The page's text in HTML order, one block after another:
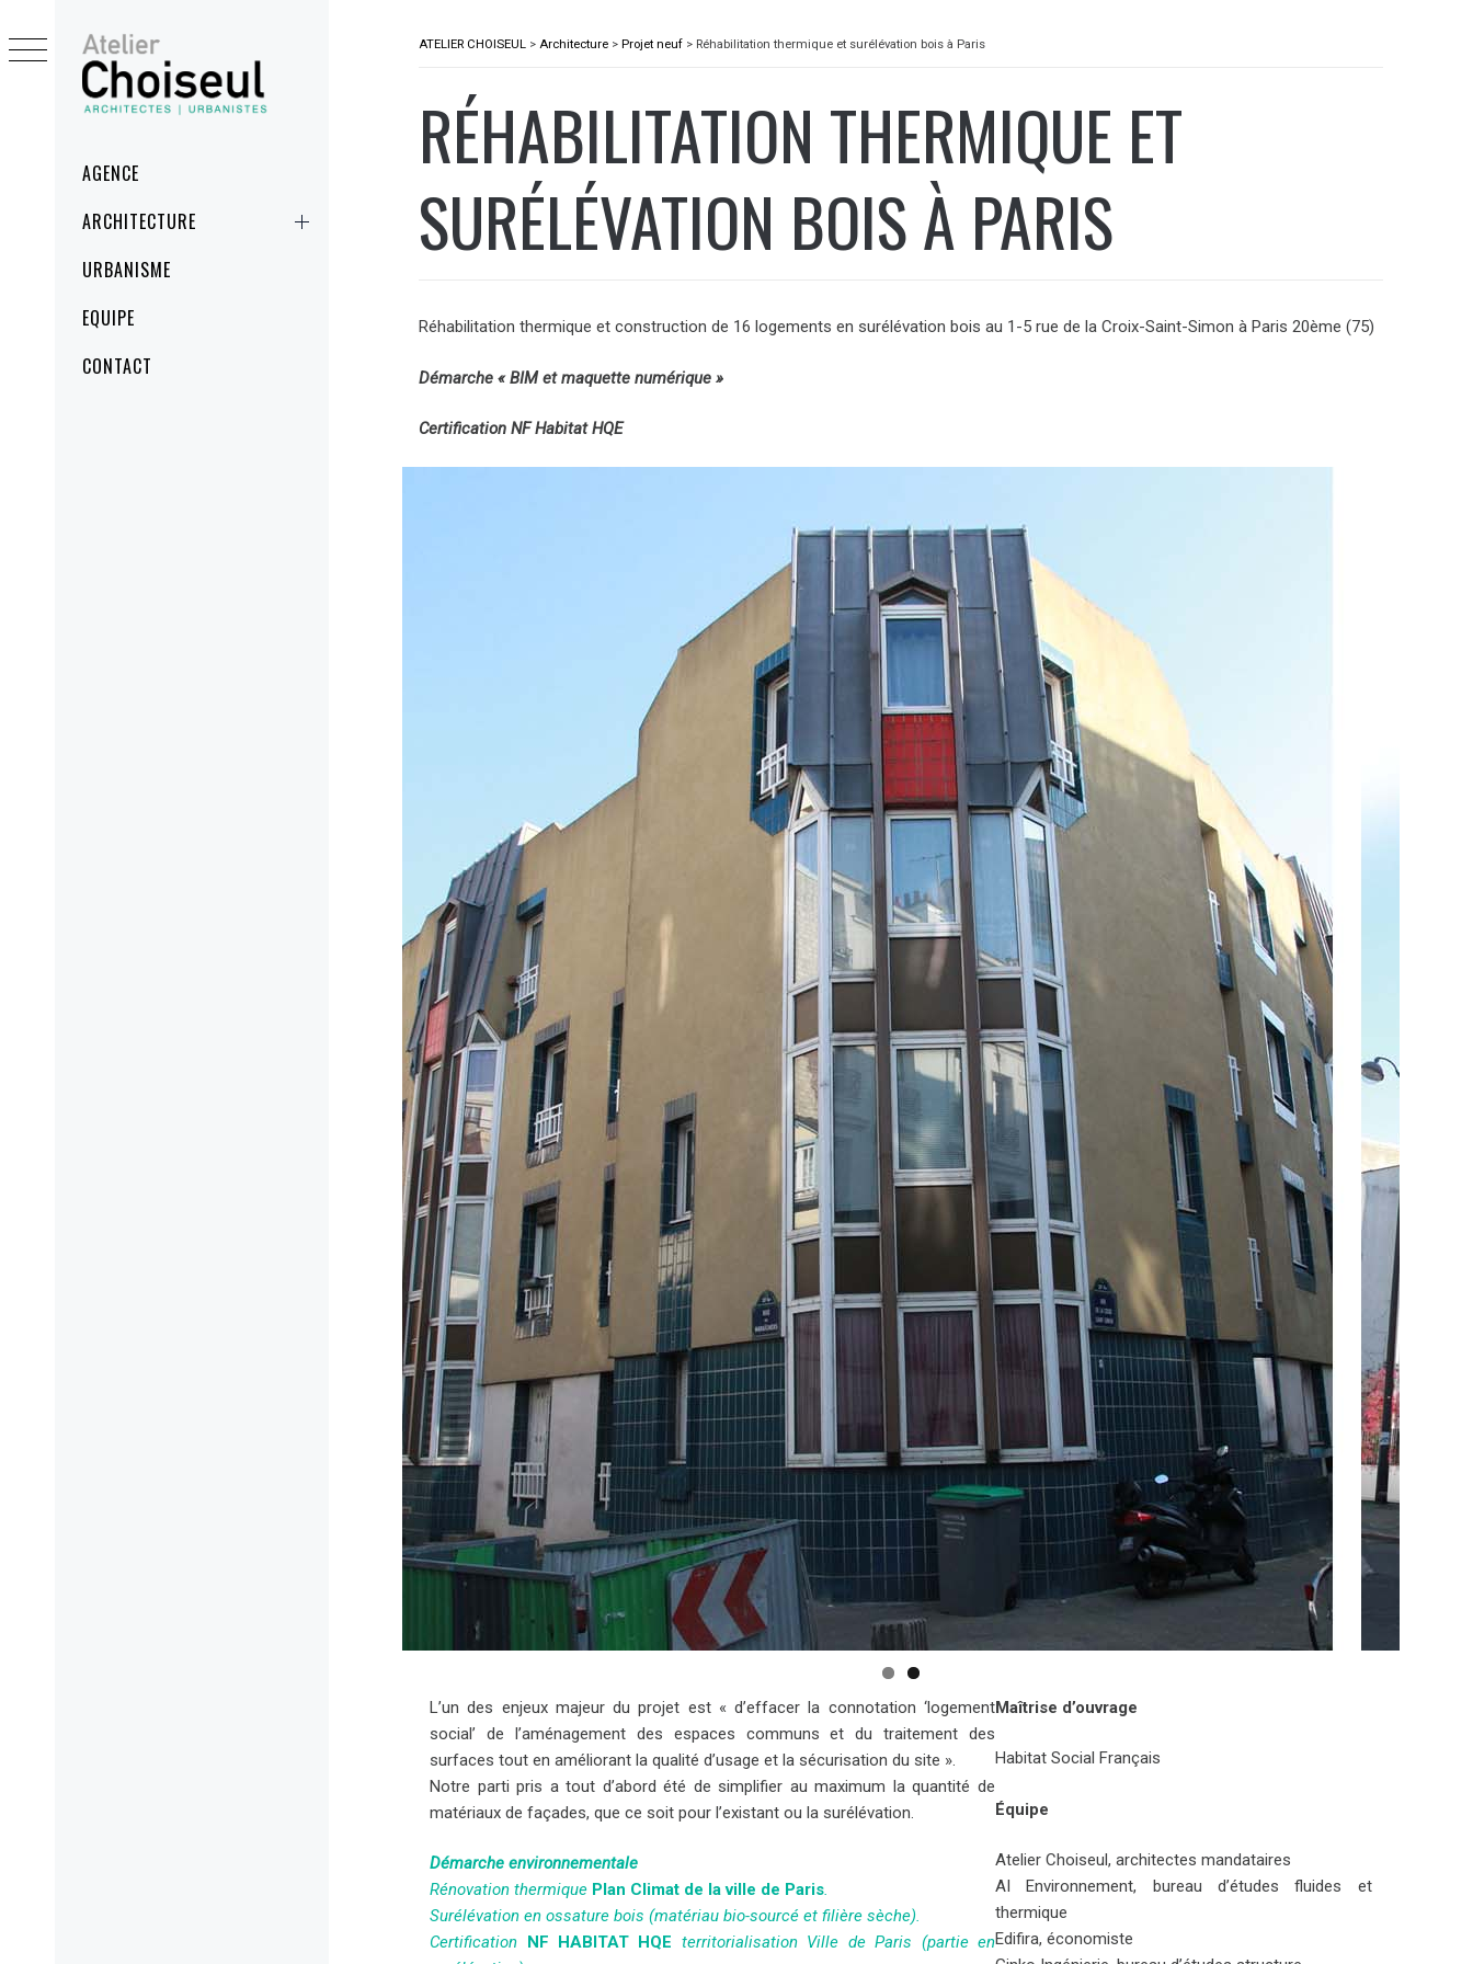
CHOISEUL
MenuAGENCE
ARCHITECTURE
URBANISME
EQUIPE
CONTACT
to
content
ATELIER CHOISEUL >Architecture >Projet neuf > Réhabilitation thermique et surélévation bois à Paris
RÉHABILITATION THERMIQUE ET
SURÉLÉVATION BOIS À PARIS
Réhabilitation thermique et construction de 16 logements en surélévation bois au 1-5 rue de la Croix-Saint-Simon à Paris 20ème (75)
Démarche « BIM et maquette numérique »
Certification NF Habitat HQE
L’un des enjeux majeur du projet est « d’effacer la connotation ‘logement
social’ de l’aménagement des espaces communs et du traitement des
surfaces tout en améliorant la qualité d’usage et la sécurisation du site ».
Notre parti pris a tout d’abord été de simplifier au maximum la quantité de
matériaux de façades, que ce soit pour l’existant ou la surélévation.
Démarche environnementale
Rénovation thermique Plan Climat de la ville de Paris.
Surélévation en ossature bois (matériau bio-sourcé et filière sèche).
Certification NF HABITAT HQE territorialisation Ville de Paris (partie en
Maîtrise d’ouvrage
Habitat Social Français
Équipe
Atelier Choiseul, architectes mandataires
AI Environnement, bureau d’études fluides et
thermique
Edifira, économiste